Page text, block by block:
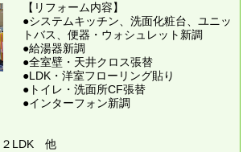
【リフォーム内容】
●システムキッチン、洗面化粧台、ユニッ
トバス、便器・ウォシュレット新調
●給湯器新調
●全室壁・天井クロス張替
●LDK・洋室フローリング貼り
●トイレ・洗面所CF張替
●インターフォン新調
２LDK 他